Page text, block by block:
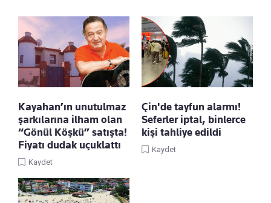
Kayahan’ın unutulmaz
şarkılarına ilham olan
“Gönül Köşkü” satışta!
Fiyatı dudak uçuklattı
Kaydet
Çin'de tayfun alarmı!
Seferler iptal, binlerce
kişi tahliye edildi
Kaydet